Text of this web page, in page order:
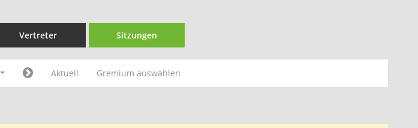
Vertreter Sitzungen
Aktuell Gremium auswählen